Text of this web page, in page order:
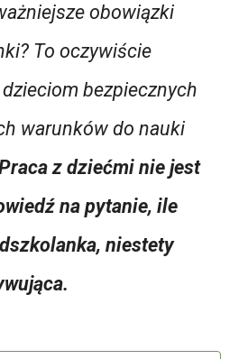
obowiązki
To oczywiście
bezpiecznych
warunków do nauki
z dziećmi nie jest
na pytanie, ile
niestety